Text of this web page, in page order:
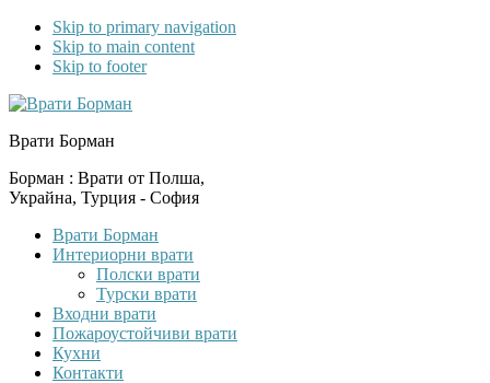
Skip to primary navigation
Skip to main content
Skip to footer
Врати Борман
Борман : Врати от Полша,
Украйна, Турция - София
Врати Борман
Интериорни врати
Полски врати
Турски врати
Входни врати
Пожароустойчиви врати
Кухни
Контакти